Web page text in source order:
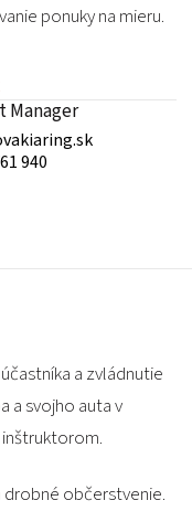
ponuky na mieru.
Manager
940
a zvládnutie
a svojho auta v
drobné občerstvenie.